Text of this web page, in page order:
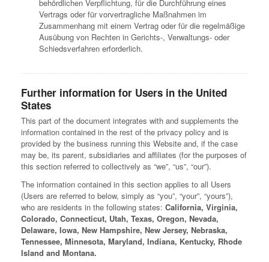
behördlichen Verpflichtung, für die Durchführung eines
Vertrags oder für vorvertragliche Maßnahmen im
Zusammenhang mit einem Vertrag oder für die regelmäßige
Ausübung von Rechten in Gerichts-, Verwaltungs- oder
Schiedsverfahren erforderlich.
Further information for Users in the United
States
This part of the document integrates with and supplements the
information contained in the rest of the privacy policy and is
provided by the business running this Website and, if the case
may be, its parent, subsidiaries and affiliates (for the purposes of
this section referred to collectively as “we”, “us”, “our”).
The information contained in this section applies to all Users
(Users are referred to below, simply as “you”, “your”, “yours”),
who are residents in the following states: California, Virginia,
Colorado, Connecticut, Utah, Texas, Oregon, Nevada,
Delaware, Iowa, New Hampshire, New Jersey, Nebraska,
Tennessee, Minnesota, Maryland, Indiana, Kentucky, Rhode
Island and Montana.